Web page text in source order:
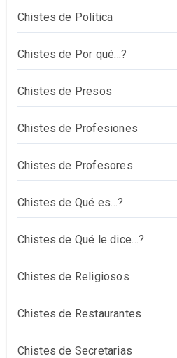
Chistes de Política
Chistes de Por qué…?
Chistes de Presos
Chistes de Profesiones
Chistes de Profesores
Chistes de Qué es…?
Chistes de Qué le dice…?
Chistes de Religiosos
Chistes de Restaurantes
Chistes de Secretarias